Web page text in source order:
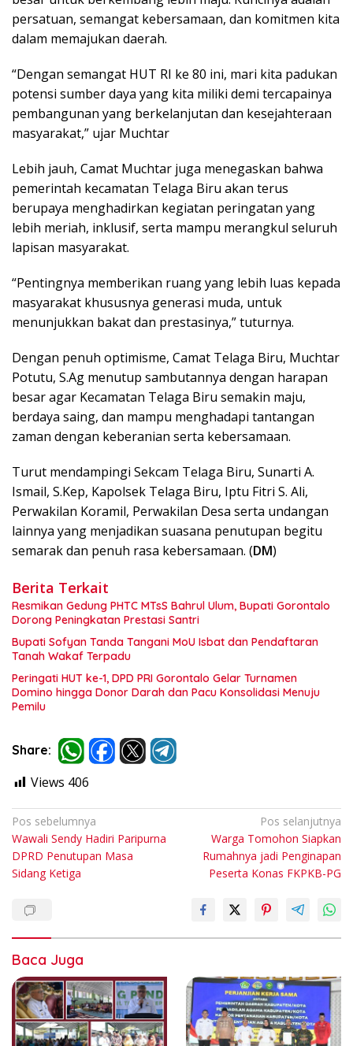
persatuan, semangat kebersamaan, dan komitmen kita
dalam memajukan daerah.
“Dengan semangat HUT RI ke 80 ini, mari kita padukan
potensi sumber daya yang kita miliki demi tercapainya
pembangunan yang berkelanjutan dan kesejahteraan
masyarakat,” ujar Muchtar
Lebih jauh, Camat Muchtar juga menegaskan bahwa
pemerintah kecamatan Telaga Biru akan terus
berupaya menghadirkan kegiatan peringatan yang
lebih meriah, inklusif, serta mampu merangkul seluruh
lapisan masyarakat.
“Pentingnya memberikan ruang yang lebih luas kepada
masyarakat khususnya generasi muda, untuk
menunjukkan bakat dan prestasinya,” tuturnya.
Dengan penuh optimisme, Camat Telaga Biru, Muchtar
Potutu, S.Ag menutup sambutannya dengan harapan
besar agar Kecamatan Telaga Biru semakin maju,
berdaya saing, dan mampu menghadapi tantangan
zaman dengan keberanian serta kebersamaan.
Turut mendampingi Sekcam Telaga Biru, Sunarti A.
Ismail, S.Kep, Kapolsek Telaga Biru, Iptu Fitri S. Ali,
Perwakilan Koramil, Perwakilan Desa serta undangan
lainnya yang menjadikan suasana penutupan begitu
semarak dan penuh rasa kebersamaan. (DM)
Berita Terkait
Resmikan Gedung PHTC MTsS Bahrul Ulum, Bupati Gorontalo
Dorong Peningkatan Prestasi Santri
Bupati Sofyan Tanda Tangani MoU Isbat dan Pendaftaran
Tanah Wakaf Terpadu
Peringati HUT ke-1, DPD PRI Gorontalo Gelar Turnamen
Domino hingga Donor Darah dan Pacu Konsolidasi Menuju
Pemilu
Share:
Views 406
Navigasi
pos
Pos sebelumnya
Wawali Sendy Hadiri Paripurna
DPRD Penutupan Masa
Sidang Ketiga
Pos selanjutnya
Warga Tomohon Siapkan
Rumahnya jadi Penginapan
Peserta Konas FKPKB-PG
Baca Juga